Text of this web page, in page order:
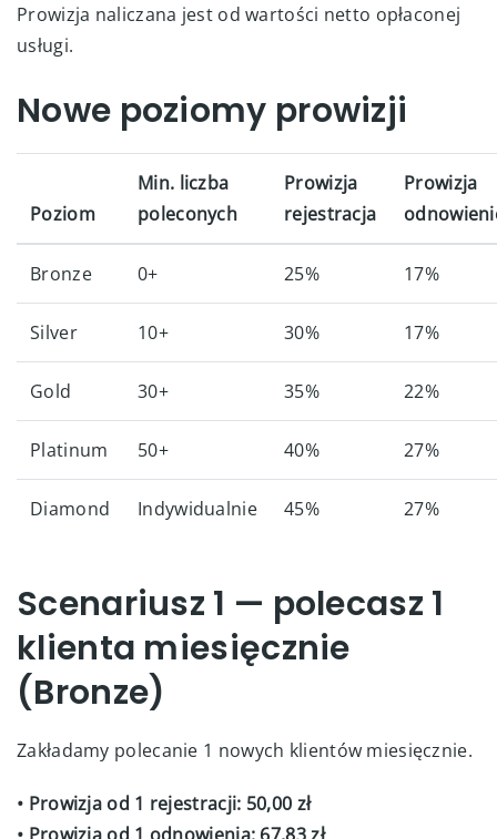
Prowizja naliczana jest od wartości netto opłaconej
usługi.
Nowe poziomy prowizji
Poziom
Min. liczba
poleconych
Prowizja
rejestracja
Prowizja
Bronze 0+ 25% 17%
Silver 10+ 30% 17%
Gold 30+ 35% 22%
Platinum 50+ 40% 27%
Diamond Indywidualnie 45% 27%
Scenariusz 1 — polecasz 1
klienta miesięcznie
(Bronze)
Zakładamy polecanie 1 nowych klientów miesięcznie.
• Prowizja od 1 rejestracji: 50,00 zł